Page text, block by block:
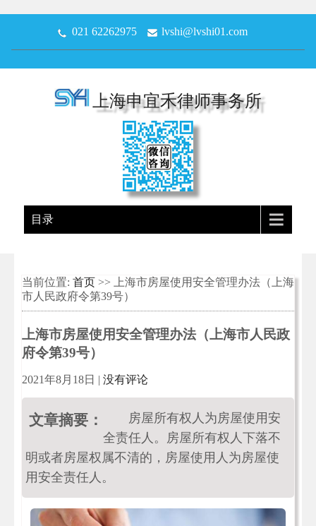
021 62262975 lvshi@lvshi01.com
上海申宜禾律师事务所
目录
当前位置: 首页 >> 上海市房屋使用安全管理办法（上海
市人民政府令第39号）
上海市房屋使用安全管理办法（上海市人民政
府令第39号）
2021年8月18日 | 没有评论
文章摘要：
房屋所有权人为房屋使用安
全责任人。房屋所有权人下落不
明或者房屋权属不清的，房屋使用人为房屋使
用安全责任人。